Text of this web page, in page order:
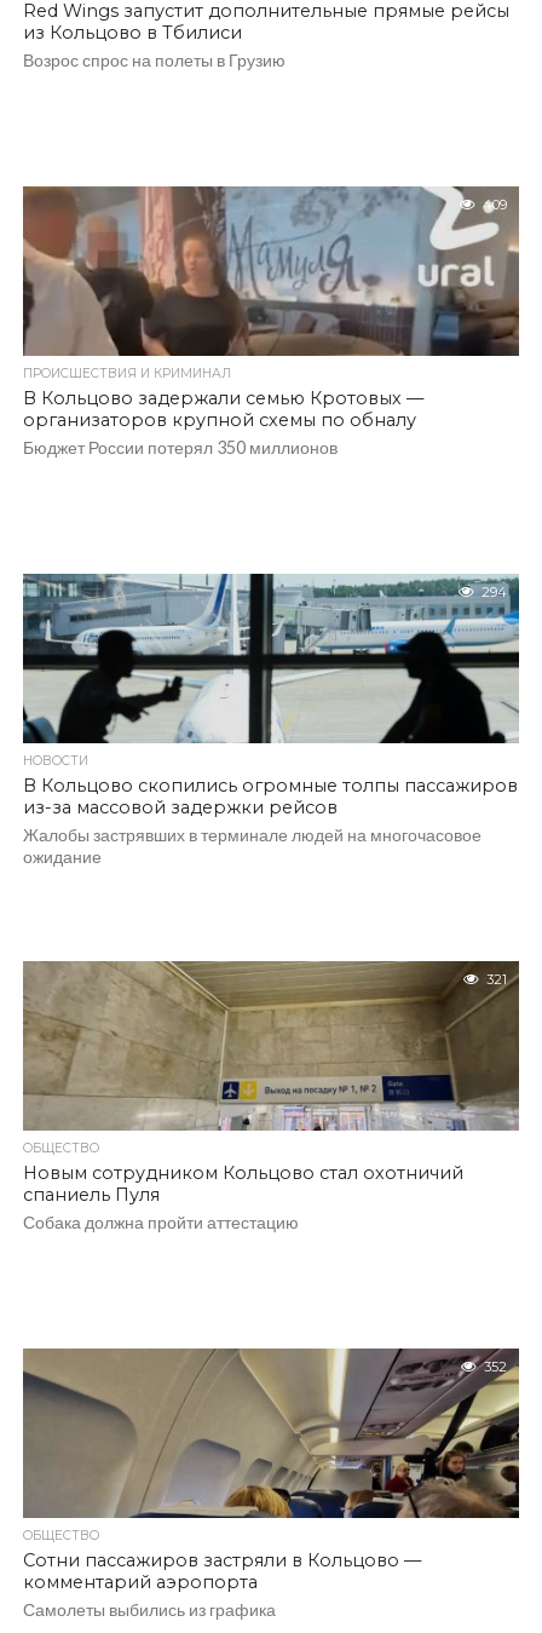
Red Wings запустит дополнительные прямые рейсы
из Кольцово в Тбилиси
Возрос спрос на полеты в Грузию
409
ПРОИСШЕСТВИЯ И КРИМИНАЛ
В Кольцово задержали семью Кротовых —
организаторов крупной схемы по обналу
Бюджет России потерял 350 миллионов
294
НОВОСТИ
В Кольцово скопились огромные толпы пассажиров
из-за массовой задержки рейсов
Жалобы застрявших в терминале людей на многочасовое
ожидание
321
ОБЩЕСТВО
Новым сотрудником Кольцово стал охотничий
спаниель Пуля
Собака должна пройти аттестацию
352
ОБЩЕСТВО
Сотни пассажиров застряли в Кольцово —
комментарий аэропорта
Самолеты выбились из графика